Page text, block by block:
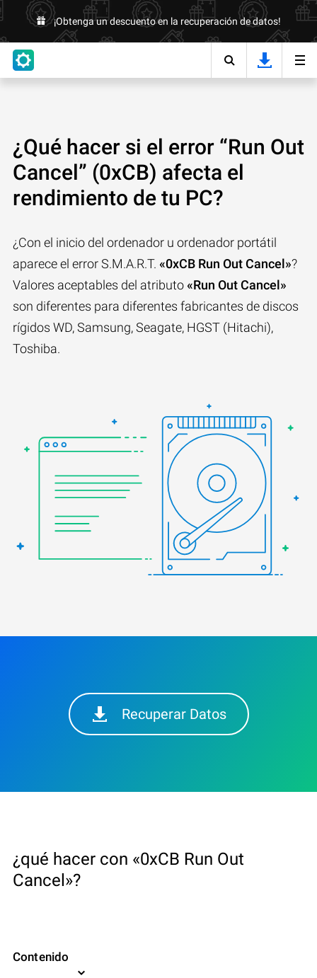
¡Obtenga un descuento en la recuperación de datos!
¿Qué hacer si el error “Run Out
Cancel” (0xCB) afecta el
rendimiento de tu PC?
¿Con el inicio del ordenador u ordenador portátil
aparece el error S.M.A.R.T. «0xCB Run Out Cancel»?
Valores aceptables del atributo«Run Out Cancel»
son diferentes para diferentes fabricantes de discos
rígidos WD, Samsung, Seagate, HGST (Hitachi),
Toshiba.
Recuperar Datos
¿qué hacer con «0xCB Run Out
Cancel»?
Contenido